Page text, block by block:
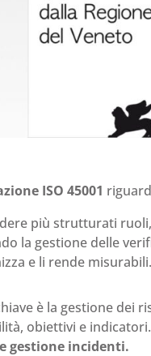
ISO 45001
più strutturati
la gestione delle
e li rende misurabili.
è la gestione dei
obiettivi e indicatori.
gestione incidenti.